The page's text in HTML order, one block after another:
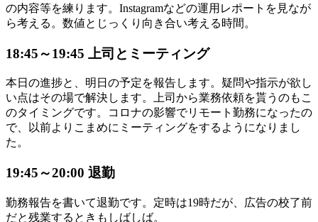
の内容等を練ります。Instagramなどの運用レポートを見なが
ら考える。数値とじっくり向き合い考える時間。
18:45～19:45 上司とミーティング
本日の進捗と、明日の予定を報告します。疑問や指示が欲し
い点はその場で解決します。上司から業務依頼を貰うのもこ
のタイミングです。コロナの影響でリモート勤務になったの
で、以前よりこまめにミーティングをするようになりまし
た。
19:45～20:00 退勤
勤務報告を書いて退勤です。定時は19時だが、広告の校了前
だと残業するときもしばしば。